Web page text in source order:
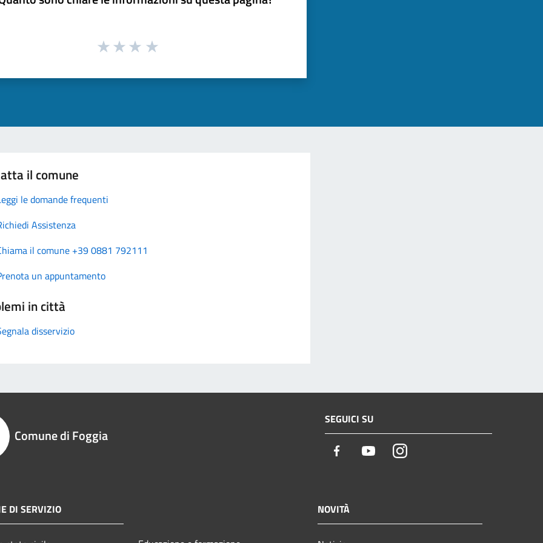
il comune
le domande frequenti
Assistenza
il comune +39 0881 792111
un appuntamento
in città
disservizio
Comune di Foggia
SEGUICI SU
Facebook YoutubeInstagram
DI SERVIZIO NOVITÀ